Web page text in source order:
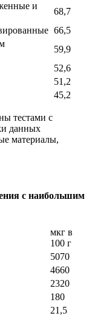
и
68,7
66,5
59,9
52,6
51,2
45,2
тестами с
данных
материалы,
с наибольшим
мкг в
100 г
5070
4660
2320
180
21,5